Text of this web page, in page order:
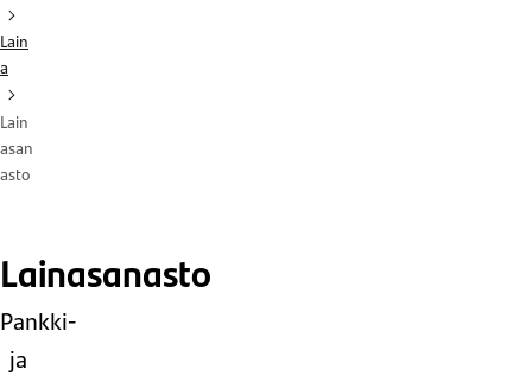
Lain
a
Lain
asan
asto
Lainasanasto
Pankki-
ja